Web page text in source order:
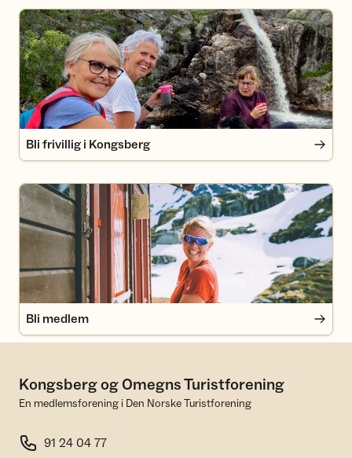
Bli frivillig i Kongsberg
Bli frivillig i Kongsberg
Bli medlem
Bli medlem
Kongsberg og Omegns Turistforening
En medlemsforening i Den Norske Turistforening
91 24 04 77